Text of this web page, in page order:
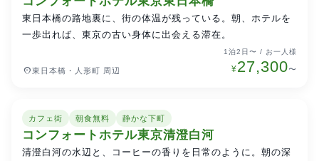
東日本橋の路地裏に、街の体温が残っている。朝、ホテルを
一歩出れば、東京の古い身体に出会える滞在。
place東日本橋・人形町 周辺
1泊2日〜 / お一人様
¥27,300〜
カフェ街 朝食無料 静かな下町
コンフォートホテル東京清澄白河
清澄白河の水辺と、コーヒーの香りを日常のように。朝の深